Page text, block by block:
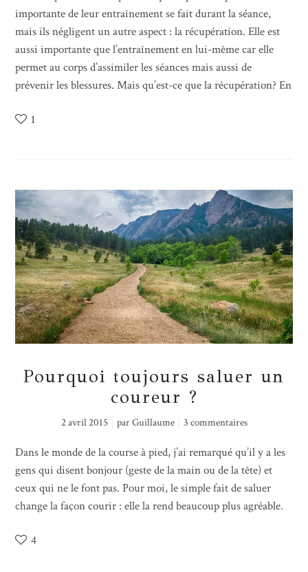
importante de leur entraînement se fait durant la séance,
mais ils négligent un autre aspect : la récupération. Elle est
aussi importante que l’entraînement en lui-même car elle
permet au corps d’assimiler les séances mais aussi de
prévenir les blessures. Mais qu’est-ce que la récupération? En
1
Pourquoi toujours saluer un
coureur ?
2 avril 2015 parGuillaume 3 commentaires
Dans le monde de la course à pied, j’ai remarqué qu’il y a les
gens qui disent bonjour (geste de la main ou de la tête) et
ceux qui ne le font pas. Pour moi, le simple fait de saluer
change la façon courir : elle la rend beaucoup plus agréable.
4